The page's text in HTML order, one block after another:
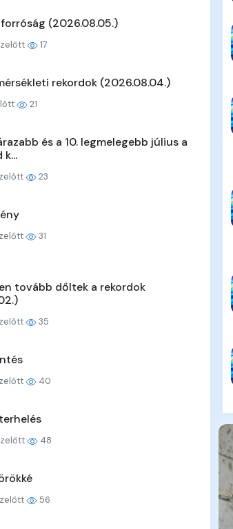
(2026.08.05.)
17
rekordok (2026.08.04.)
21
és a 10. legmelegebb július a
k...
23
31
tovább dőltek a rekordok
35
40
48
56